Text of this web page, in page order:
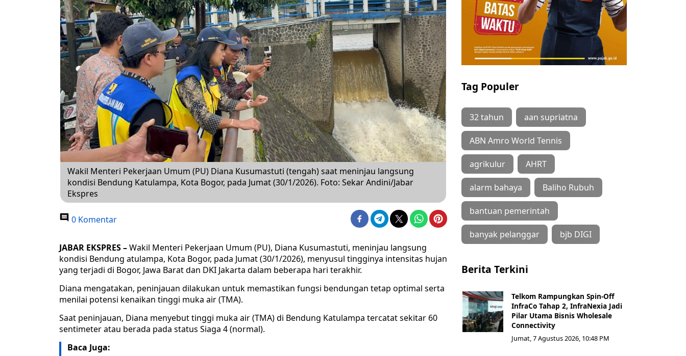
Wakil Menteri Pekerjaan Umum (PU) Diana Kusumastuti (tengah) saat meninjau langsung
kondisi Bendung Katulampa, Kota Bogor, pada Jumat (30/1/2026). Foto: Sekar Andini/Jabar
Ekspres
0 Komentar
JABAR EKSPRES –Wakil Menteri Pekerjaan Umum (PU), Diana Kusumastuti, meninjau langsung
kondisi Bendung atulampa, Kota Bogor, pada Jumat (30/1/2026), menyusul tingginya intensitas hujan
yang terjadi di Bogor, Jawa Barat dan DKI Jakarta dalam beberapa hari terakhir.
Diana mengatakan, peninjauan dilakukan untuk memastikan fungsi bendungan tetap optimal serta
menilai potensi kenaikan tinggi muka air (TMA).
Saat peninjauan, Diana menyebut tinggi muka air (TMA) di Bendung Katulampa tercatat sekitar 60
sentimeter atau berada pada status Siaga 4 (normal).
Baca Juga:
Tag Populer
32 tahun aan supriatna
ABN Amro World Tennis
agrikulur AHRT
alarm bahaya Baliho Rubuh
bantuan pemerintah
banyak pelanggar bjb DIGI
Berita Terkini
Telkom Rampungkan Spin-Off
InfraCo Tahap 2, InfraNexia Jadi
Pilar Utama Bisnis Wholesale
Connectivity
Jumat, 7 Agustus 2026, 10:48 PM